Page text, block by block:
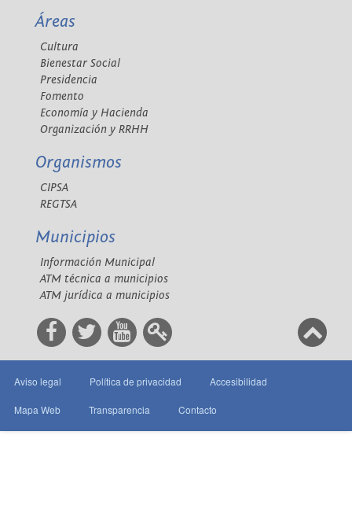
Áreas
Cultura
Bienestar Social
Presidencia
Fomento
Economía y Hacienda
Organización y RRHH
Organismos
CIPSA
REGTSA
Municipios
Información Municipal
ATM técnica a municipios
ATM jurídica a municipios
Aviso legal Política de privacidad Accesibilidad
Mapa Web Transparencia Contacto